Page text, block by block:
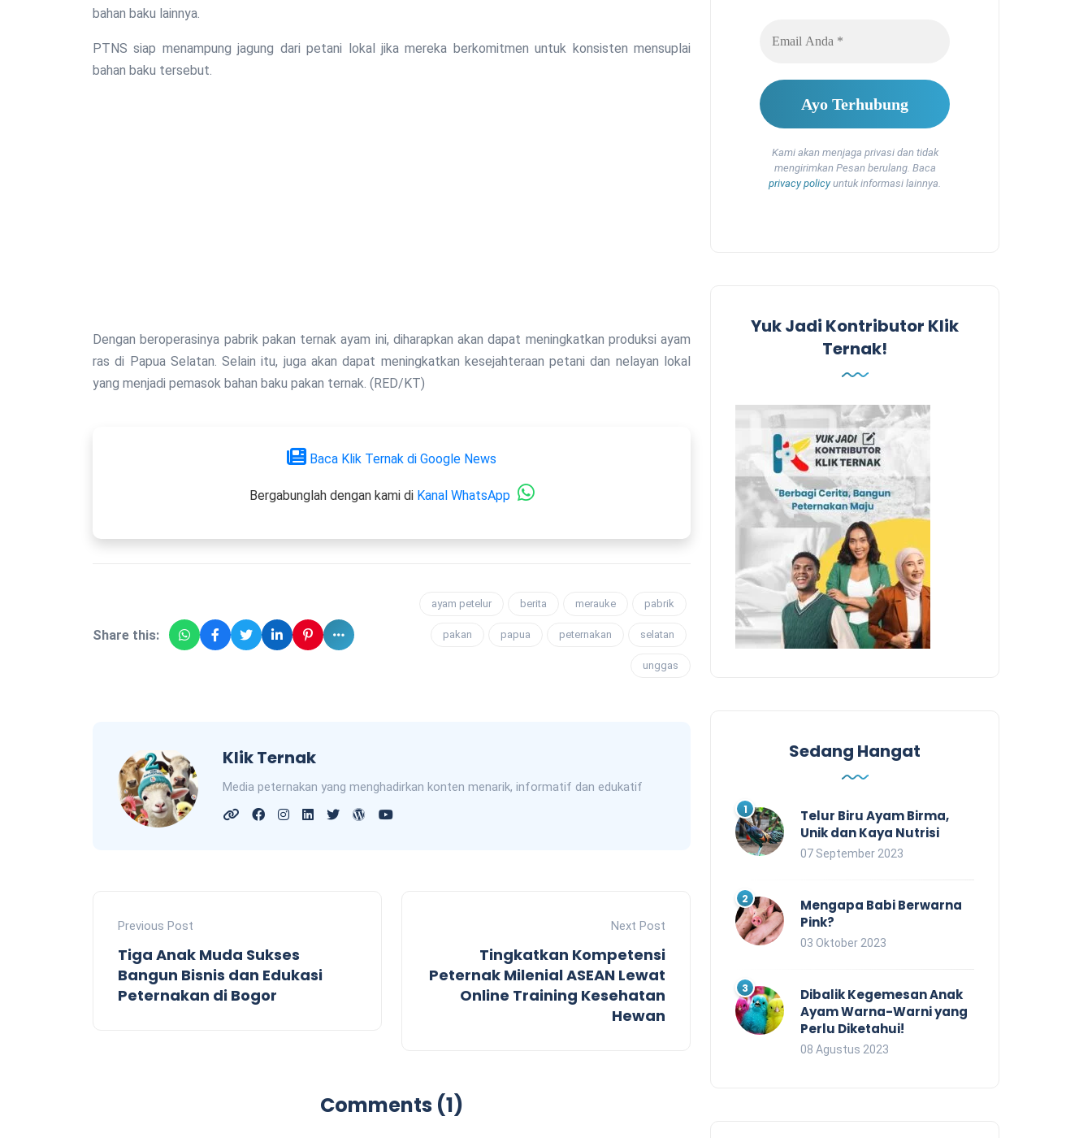
bahan baku lainnya.
PTNS siap menampung jagung dari petani lokal jika mereka berkomitmen untuk konsisten mensuplai
bahan baku tersebut.
Dengan beroperasinya pabrik pakan ternak ayam ini, diharapkan akan dapat meningkatkan produksi ayam
ras di Papua Selatan. Selain itu, juga akan dapat meningkatkan kesejahteraan petani dan nelayan lokal
yang menjadi pemasok bahan baku pakan ternak. (RED/KT)
Baca Klik Ternak di Google News
Bergabunglah dengan kami di Kanal WhatsApp
Share this:
ayam petelur berita merauke pabrik
pakan papua peternakan selatan
unggas
Klik Ternak
Media peternakan yang menghadirkan konten menarik, informatif dan edukatif
Previous Post
Tiga Anak Muda Sukses
Bangun Bisnis dan Edukasi
Peternakan di Bogor
Next Post
Tingkatkan Kompetensi
Peternak Milenial ASEAN Lewat
Online Training Kesehatan
Hewan
Comments (1)
Kami akan menjaga privasi dan tidak
mengirimkan Pesan berulang. Baca
privacy policyuntuk informasi lainnya.
Yuk Jadi Kontributor Klik
Ternak!
Sedang Hangat
Telur Biru Ayam Birma,
Unik dan Kaya Nutrisi
07 September 2023
Mengapa Babi Berwarna
Pink?
03 Oktober 2023
Dibalik Kegemesan Anak
Ayam Warna-Warni yang
Perlu Diketahui!
08 Agustus 2023